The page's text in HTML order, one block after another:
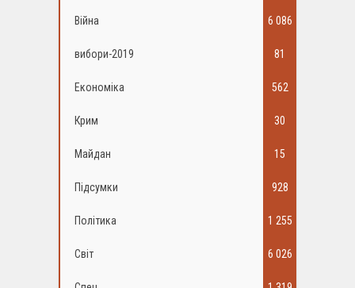
Війна 6 086
вибори-2019 81
Економіка 562
Крим 30
Майдан 15
Підсумки 928
Політика 1 255
Світ 6 026